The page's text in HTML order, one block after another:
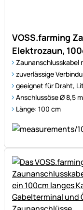
VOSS.farming
Elektrozaun,
Zaunanschlusskabel
zuverlässige
geeignet für Draht,
Anschlussöse Ø 8,5
Länge: 100 cm